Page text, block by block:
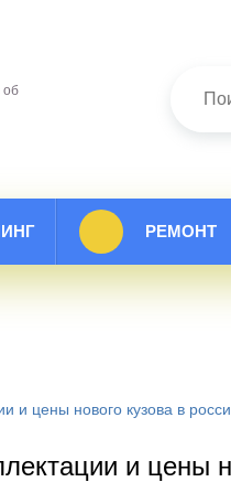
об
РЕМОНТ
и цены нового кузова в
и цены